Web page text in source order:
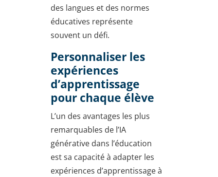
des langues et des normes
éducatives représente
souvent un défi.
Personnaliser les
expériences
d’apprentissage
pour chaque élève
L’un des avantages les plus
remarquables de l’IA
générative dans l’éducation
est sa capacité à adapter les
expériences d’apprentissage à